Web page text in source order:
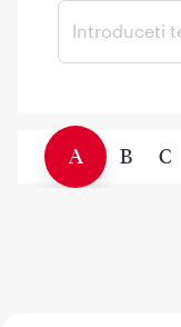
A B C